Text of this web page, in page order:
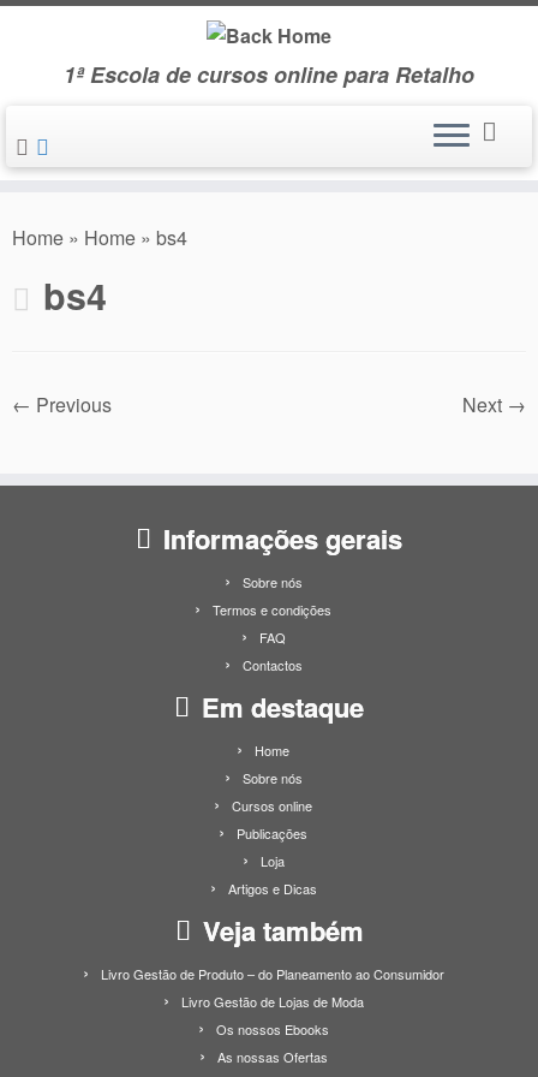
Skip
1ª Escola de cursos online para Retalho
Home » Home » bs4
bs4
← Previous Next →
Informações gerais
Sobre nós
Termos e condições
FAQ
Contactos
Em destaque
Home
Sobre nós
Cursos online
Publicações
Loja
Artigos e Dicas
Veja também
Livro Gestão de Produto – do Planeamento ao Consumidor
Livro Gestão de Lojas de Moda
Os nossos Ebooks
As nossas Ofertas